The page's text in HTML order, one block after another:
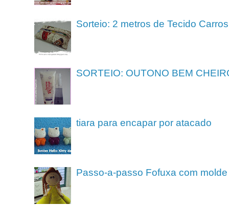
Sorteio: 2 metros de Tecido Carros
SORTEIO: OUTONO BEM
tiara para encapar por atacado
Passo-a-passo Fofuxa com molde